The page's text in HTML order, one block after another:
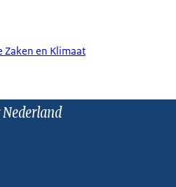
Zaken en Klimaat